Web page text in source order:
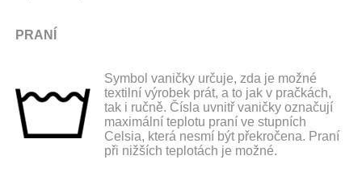
PRANÍ
Symbol vaničky určuje, zda je možné
textilní výrobek prát, a to jak v pračkách,
tak i ručně. Čísla uvnitř vaničky označují
maximální teplotu praní ve stupních
Celsia, která nesmí být překročena. Praní
při nižších teplotách je možné.